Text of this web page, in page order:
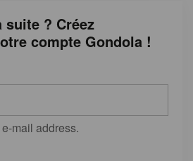
suite ? Créez
compte Gondola !
mail address.